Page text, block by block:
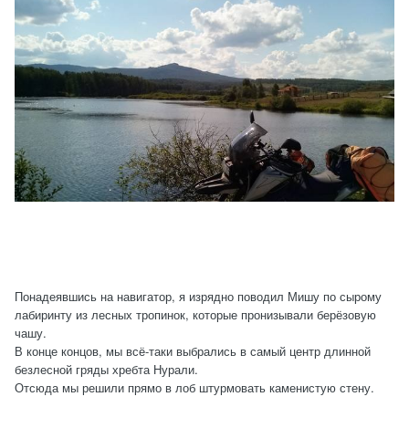
Понадеявшись на навигатор, я изрядно поводил Мишу по сырому
лабиринту из лесных тропинок, которые пронизывали берёзовую
чашу.
В конце концов, мы всё-таки выбрались в самый центр длинной
безлесной гряды хребта Нурали.
Отсюда мы решили прямо в лоб штурмовать каменистую стену.